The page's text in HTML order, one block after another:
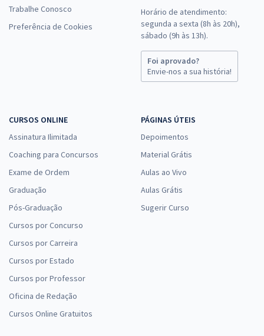
Trabalhe Conosco
Preferência de Cookies
Horário de atendimento:
segunda a sexta (8h às 20h),
sábado (9h às 13h).
Foi aprovado?
Envie-nos a sua história!
CURSOS ONLINE
Assinatura Ilimitada
Coaching para Concursos
Exame de Ordem
Graduação
Pós-Graduação
Cursos por Concurso
Cursos por Carreira
Cursos por Estado
Cursos por Professor
Oficina de Redação
Cursos Online Gratuitos
PÁGINAS ÚTEIS
Depoimentos
Material Grátis
Aulas ao Vivo
Aulas Grátis
Sugerir Curso